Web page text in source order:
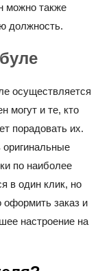
можно также
должность.
осуществляется
могут и те, кто
порадовать их.
по наиболее
в один клик, но
заказ и
настроение на